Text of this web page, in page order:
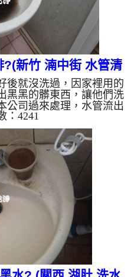
新竹 湳中街 水管清
)
後就沒洗過，因家裡用的
黑黑的髒東西，讓他們洗
公司過來處理，水管流出
噁心。 水龍頭一開始流
色，最後變成了咖啡色，
面有問題，而是本公司
西不斷噴出來，水漸漸變
最後變成乾淨的水。 洗
機，把檸檬酸水打入水
物膜軟化，透過空氣與水
力，這...
：4241